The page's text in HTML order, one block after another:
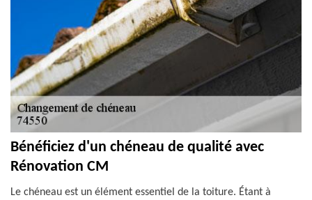
Bénéficiez d'un chéneau de qualité avec
Rénovation CM
Le chéneau est un élément essentiel de la toiture. Étant à